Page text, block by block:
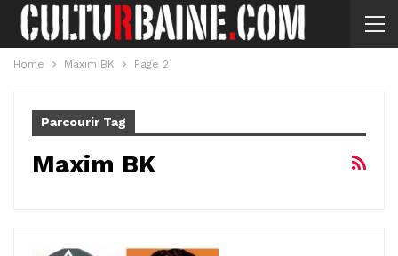
Home Maxim BK Page 2
Parcourir Tag
Maxim BK